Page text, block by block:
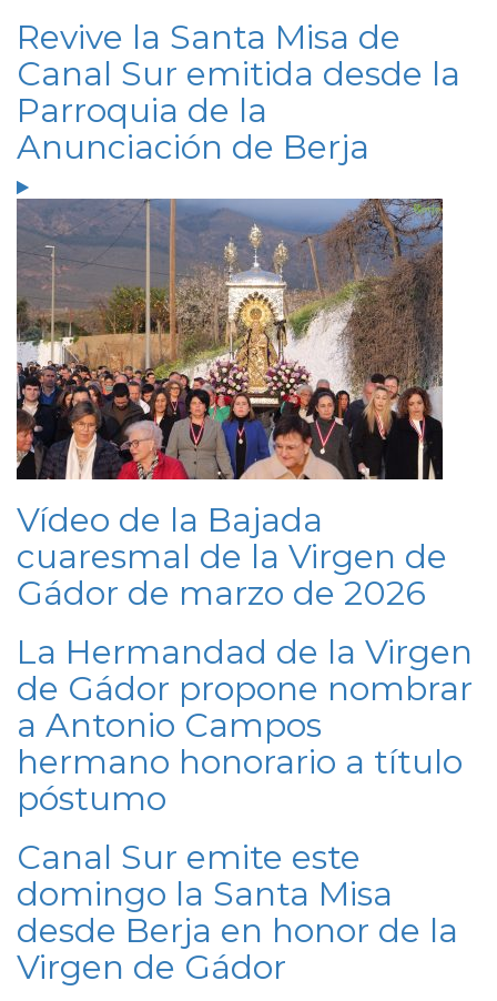
Revive la Santa Misa de
Canal Sur emitida desde la
Parroquia de la
Anunciación de Berja
Vídeo de la Bajada
cuaresmal de la Virgen de
Gádor de marzo de 2026
La Hermandad de la Virgen
de Gádor propone nombrar
a Antonio Campos
hermano honorario a título
póstumo
Canal Sur emite este
domingo la Santa Misa
desde Berja en honor de la
Virgen de Gádor